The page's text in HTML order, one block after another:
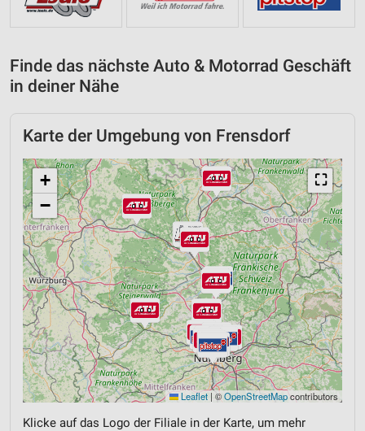
Finde das nächste Auto & Motorrad Geschäft
in deiner Nähe
Karte der Umgebung von Frensdorf
⛶
+
−
Leaflet | ©OpenStreetMapcontributors
Klicke auf das Logo der Filiale in der Karte, um mehr